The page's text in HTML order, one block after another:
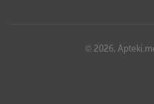
© 2026,